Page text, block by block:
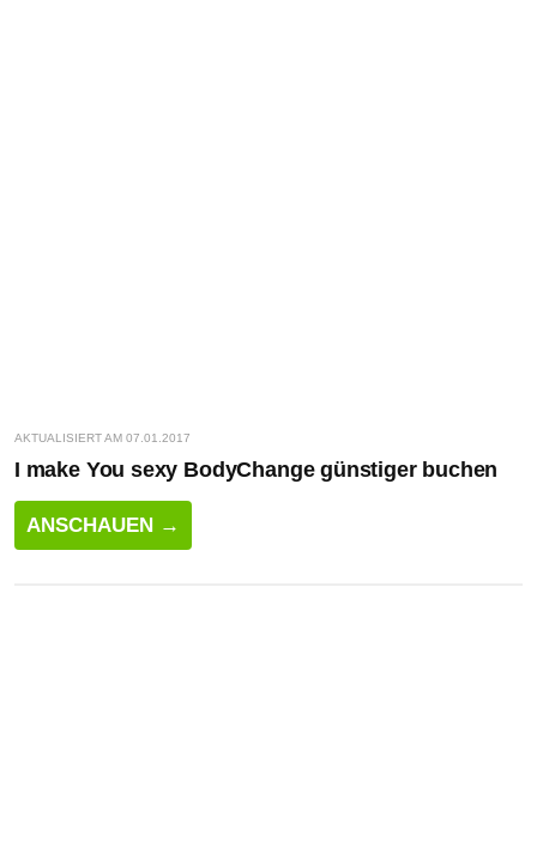
AKTUALISIERT AM 07.01.2017
I make You sexy BodyChange günstiger buchen
ANSCHAUEN →